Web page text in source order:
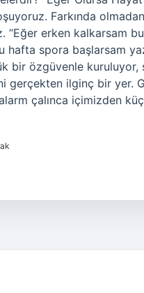
Farkında
erken kalkarsam
hafta spora başlarsam
bir özgüvenle kuruluyor,
gerçekten ilginç bir yer.
çalınca içimizden